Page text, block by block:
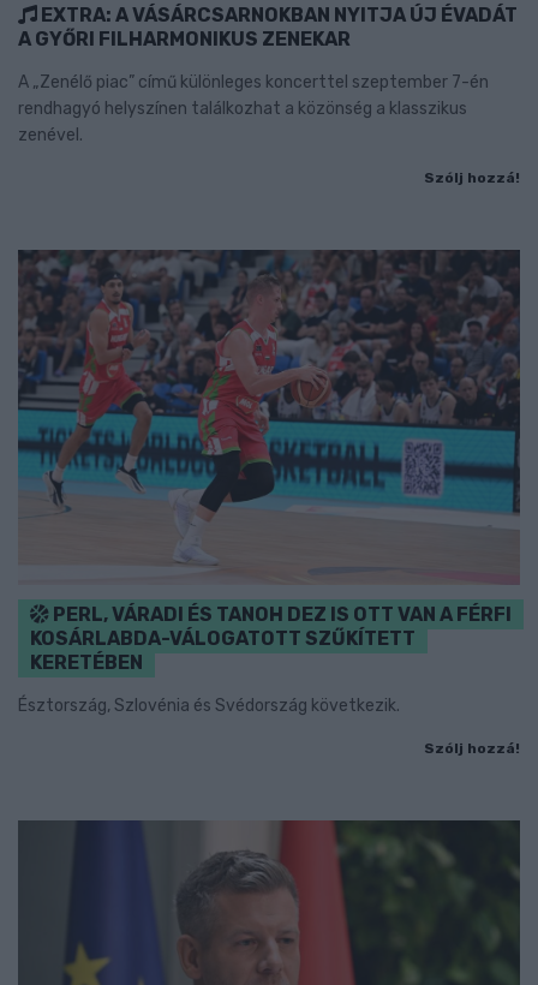
EXTRA: A VÁSÁRCSARNOKBAN NYITJA ÚJ ÉVADÁT
A GYŐRI FILHARMONIKUS ZENEKAR
A „Zenélő piac” című különleges koncerttel szeptember 7-én
rendhagyó helyszínen találkozhat a közönség a klasszikus
zenével.
Szólj hozzá!
PERL, VÁRADI ÉS TANOH DEZ IS OTT VAN A FÉRFI
KOSÁRLABDA-VÁLOGATOTT SZŰKÍTETT
KERETÉBEN
Észtország, Szlovénia és Svédország következik.
Szólj hozzá!